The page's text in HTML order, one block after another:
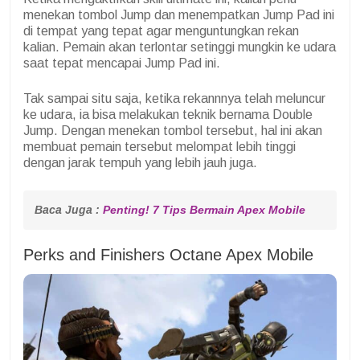
menekan tombol Jump dan menempatkan Jump Pad ini
di tempat yang tepat agar menguntungkan rekan
kalian. Pemain akan terlontar setinggi mungkin ke udara
saat tepat mencapai Jump Pad ini.
Tak sampai situ saja, ketika rekannnya telah meluncur
ke udara, ia bisa melakukan teknik bernama Double
Jump. Dengan menekan tombol tersebut, hal ini akan
membuat pemain tersebut melompat lebih tinggi
dengan jarak tempuh yang lebih jauh juga.
Baca Juga : Penting! 7 Tips Bermain Apex Mobile
Perks and Finishers Octane Apex Mobile